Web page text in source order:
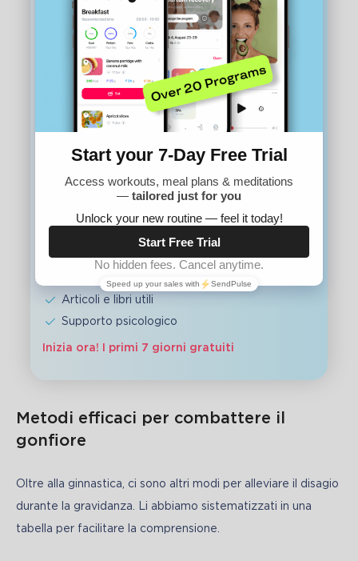
Programma online passo-passo
per il recupero post-parto
Preparatevi al parto online — da soli o con il
Respiro durante il parto
Meditazioni e tecniche di rilassamento
Programma nutrizionale
Articoli e libri utili
Supporto psicologico
Inizia ora! I primi 7 giorni gratuiti
Metodi efficaci per combattere il
gonfiore
Oltre alla ginnastica, ci sono altri modi per alleviare il disagio
durante la gravidanza. Li abbiamo sistematizzati in una
tabella per facilitare la comprensione.